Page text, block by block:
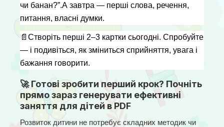
чи банан?”.А завтра — перші слова, речення,
питання, власні думки.
📄 Створіть перші 2–3 картки сьогодні. Спробуйте
— і подивіться, як зміниться сприйняття, увага і
бажання говорити.
🚀 Готові зробити перший крок? Почніть
прямо зараз генерувати ефективні
заняття для дітей в PDF
Розвиток дитини не потребує складних методик чи